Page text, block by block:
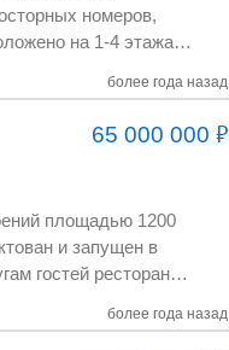
более года назад
на 1-4 этажах,
65 000 000₽
более года назад